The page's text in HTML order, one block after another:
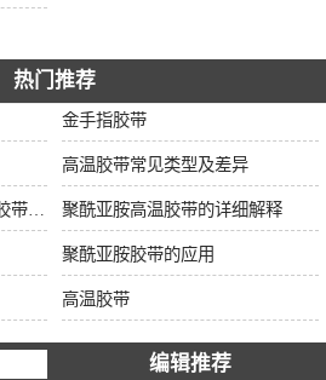
热门推荐
金手指胶带
高温胶带常见类型及差异
聚酰亚胺高温胶带的详细解释
聚酰亚胺胶带的应用
高温胶带
编辑推荐